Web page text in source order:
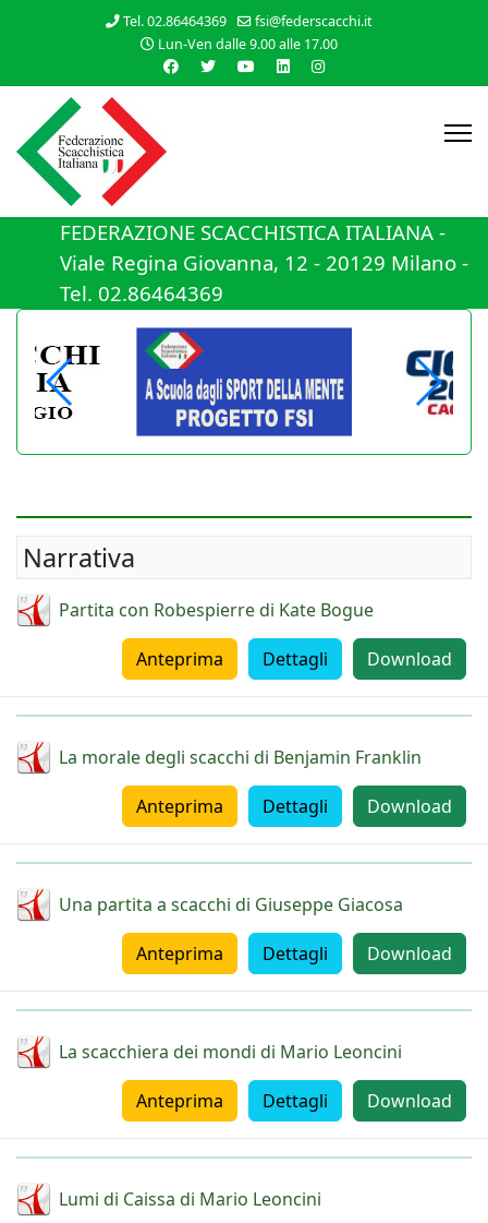
Tel. 02.86464369
fsi@federscacchi.it
Lun-Ven dalle 9.00 alle 17.00
FEDERAZIONE SCACCHISTICA ITALIANA -
Viale Regina Giovanna, 12 - 20129 Milano -
Tel. 02.86464369
Narrativa
Partita con Robespierre di Kate Bogue
Download
Dettagli
Anteprima
La morale degli scacchi di Benjamin Franklin
Download
Dettagli
Anteprima
Una partita a scacchi di Giuseppe Giacosa
Download
Dettagli
Anteprima
La scacchiera dei mondi di Mario Leoncini
Download
Dettagli
Anteprima
Lumi di Caissa di Mario Leoncini